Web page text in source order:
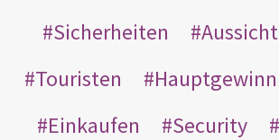
Sicherheiten
Aussicht
Touristen
Hauptgewinn
Einkaufen
Security